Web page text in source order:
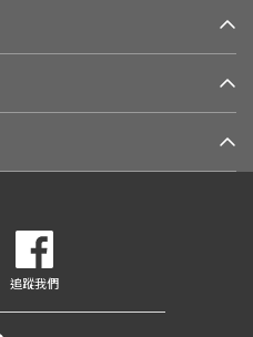
追蹤我們